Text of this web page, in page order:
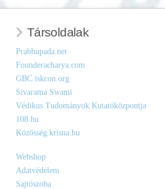
Társoldalak
Prabhupada.net
Founderacharya.com
GBC.iskcon.org
Sivarama Swami
Védikus Tudományok Kutatóközpontja
108.hu
Közösség.krisna.hu
Webshop
Adatvédelem
Sajtószoba